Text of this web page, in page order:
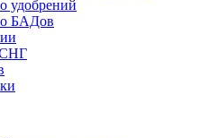
удобрений
БАДов
СНГ